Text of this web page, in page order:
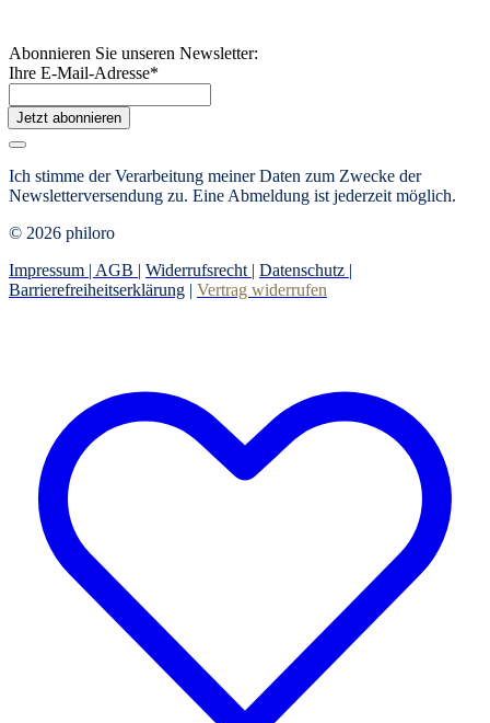
Abonnieren Sie unseren Newsletter:
Ihre E-Mail-Adresse*
Jetzt abonnieren
Ich stimme der Verarbeitung meiner Daten zum Zwecke der
Newsletterversendung zu. Eine Abmeldung ist jederzeit möglich.
© 2026 philoro
Impressum | AGB | Widerrufsrecht | Datenschutz |
Barrierefreiheitserklärung | Vertrag widerrufen